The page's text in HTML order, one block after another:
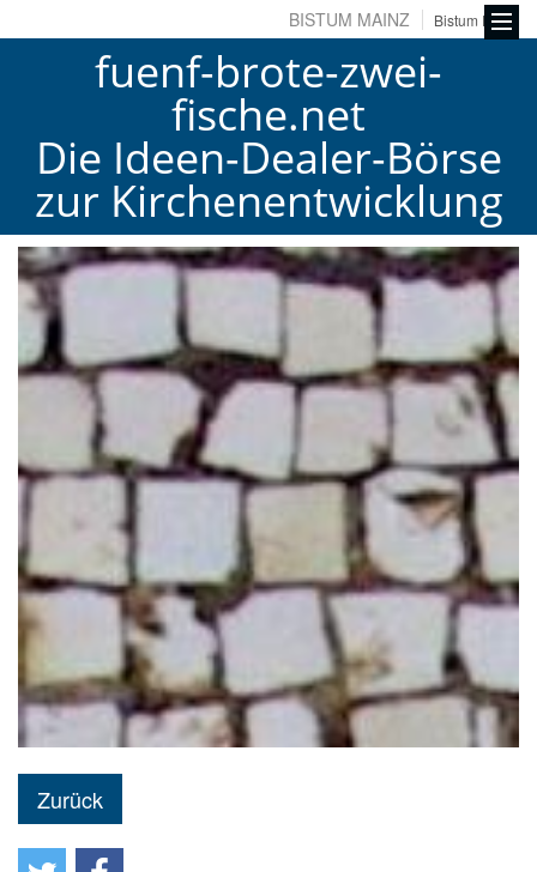
BISTUM MAINZ Bistum Fulda
fuenf-brote-zwei-
fische.net
Die Ideen-Dealer-Börse
zur Kirchenentwicklung
Zurück